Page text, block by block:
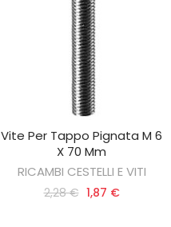
AGGIUNGI AL CARRELLO
Vite Per Tappo Pignata M 6
X 70 Mm
RICAMBI CESTELLI E VITI
2,28 € 1,87 €